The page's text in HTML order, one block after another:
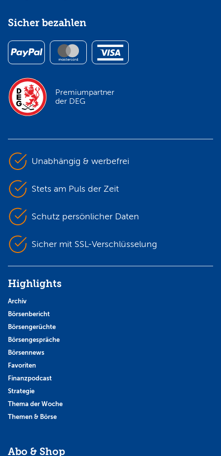
Sicher bezahlen
Premiumpartner
der DEG
Unabhängig & werbefrei
Stets am Puls der Zeit
Schutz persönlicher Daten
Sicher mit SSL-Verschlüsselung
Highlights
Archiv
Börsenbericht
Börsengerüchte
Börsengespräche
Börsennews
Favoriten
Finanzpodcast
Strategie
Thema der Woche
Themen & Börse
Abo & Shop